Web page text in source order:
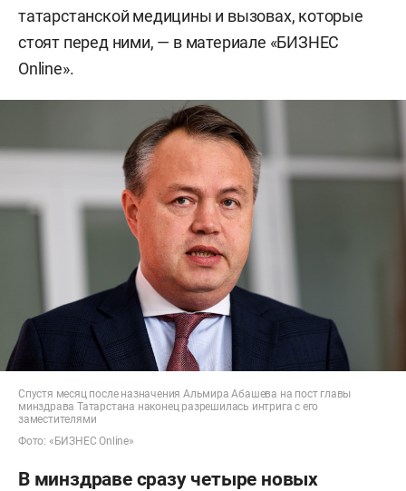
татарстанской медицины и вызовах, которые
стоят перед ними, — в материале «БИЗНЕС
Online».
Спустя месяц после назначения Альмира Абашева на пост главы
минздрава Татарстана наконец разрешилась интрига с его
заместителями
Фото: «БИЗНЕС Online»
В минздраве сразу четыре новых